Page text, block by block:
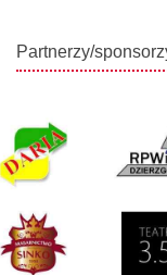
Partnerzy/